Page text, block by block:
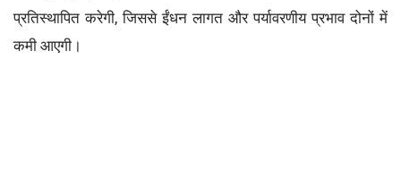
प्रतिस्थापित करेगी, जिससे ईंधन लागत और पर्यावरणीय प्रभाव दोनों में
कमी आएगी।